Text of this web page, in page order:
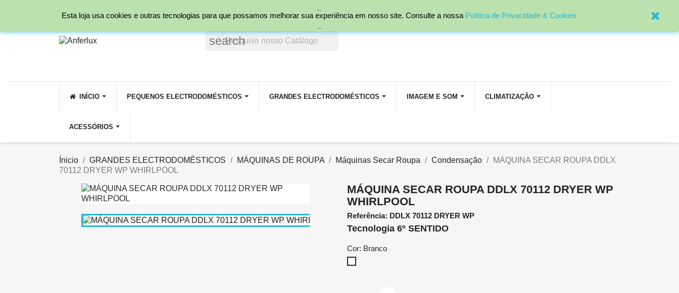
Ligue para nós:231 209 800 ( Rede fixa Nacional)
search
INÍCIO PEQUENOS ELECTRODOMÉSTICOS GRANDES ELECTRODOMÉSTICOS IMAGEM E SOM CLIMATIZAÇÃO
ACESSÓRIOS
Ínicio GRANDES ELECTRODOMÉSTICOS MÁQUINAS DE ROUPA Máquinas Secar Roupa Condensação
MÁQUINA SECAR ROUPA DDLX
70112 DRYER WP WHIRLPOOL
MÁQUINA SECAR ROUPA DDLX 70112 DRYER WP
WHIRLPOOL
Referência: DDLX 70112 DRYER WP
Tecnologia 6º SENTIDO
Cor: Branco
Esta loja usa cookies e outras tecnologias para que possamos melhorar sua experiência em nosso site. Consulte a nossa Política de Privacidade & Cookies